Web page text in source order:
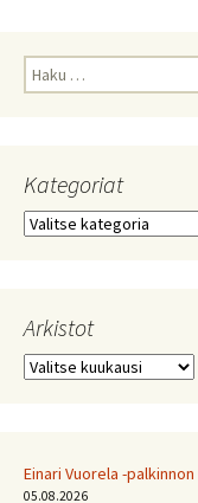
Haku:
Kategoriat
Kategoriat
Arkistot
Arkistot
Einari Vuorela -
05.08.2026